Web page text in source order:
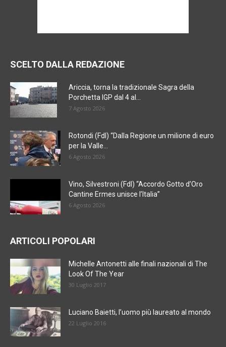
SCELTO DALLA REDAZIONE
Ariccia, torna la tradizionale Sagra della
Porchetta IGP dal 4 al...
7 Agosto 2026
Rotondi (FdI) “Dalla Regione un milione di euro
per la Valle...
6 Agosto 2026
Vino, Silvestroni (FdI) “Accordo Gotto d’Oro
Cantine Ermes unisce l’Italia”
6 Agosto 2026
ARTICOLI POPOLARI
Michelle Antonetti alle finali nazionali di The
Look Of The Year
30 Luglio 2017
Luciano Baietti, l’uomo più laureato al mondo
22 Luglio 2016